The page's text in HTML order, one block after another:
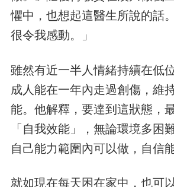
懼中，也想起這醫生所說的話
很令我感動。」
雖然有近一半人情緒持續在低
成人能在一年內走過創傷，維
能。他解釋，要達到這狀態，
「自我效能」，無論環境多困
自己能力範圍內可以做，自信
就如現在每天困在家中，也可